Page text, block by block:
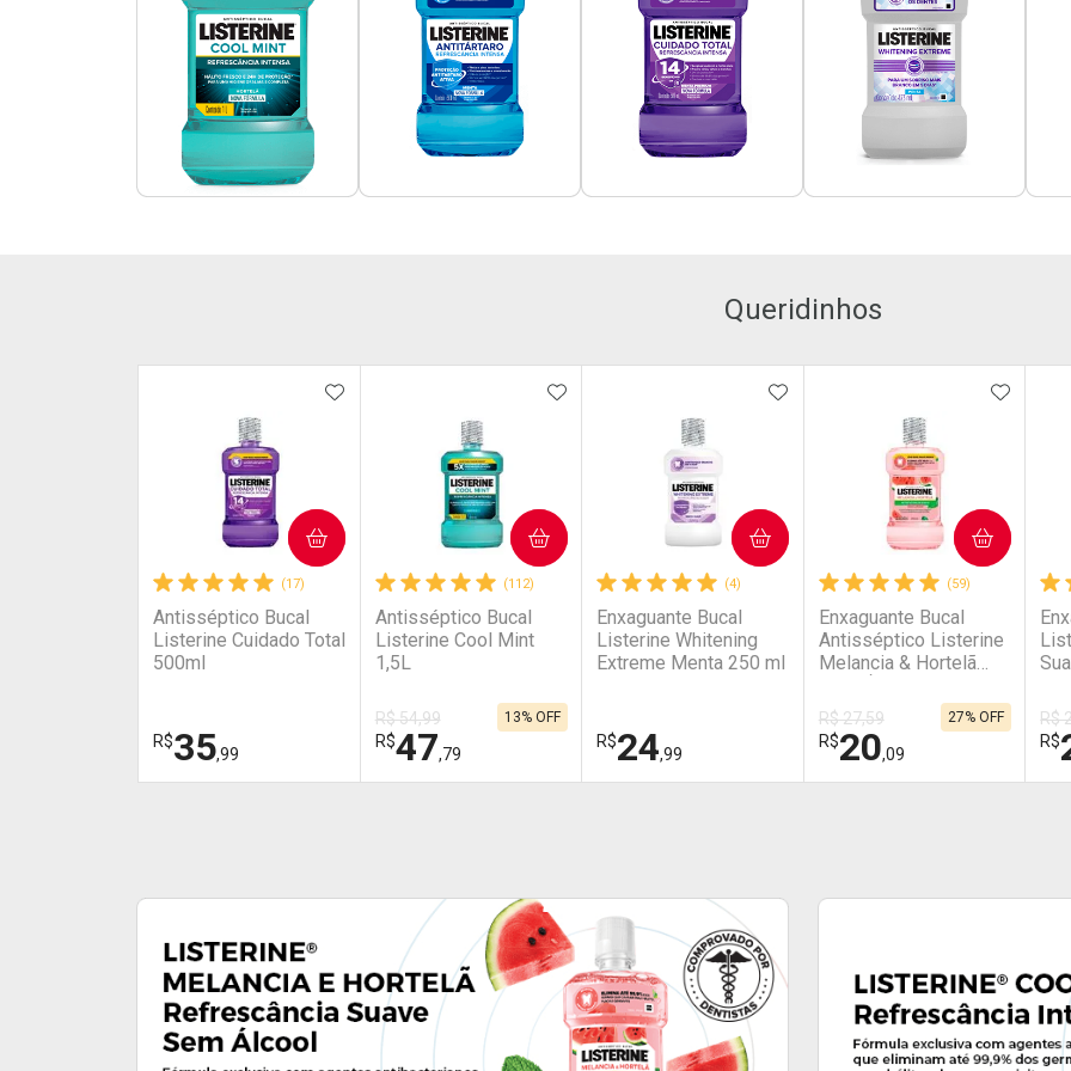
Queridinhos
(17)
Antisséptico Bucal
Listerine Cuidado Total
500ml
R$35,99
ADICIONAR AOS FAVORITOS
COMPRAR
(112)
Antisséptico Bucal
Listerine Cool Mint
1,5L
R$ 54,99
R$47,79
13% OFF
ADICIONAR AOS FAVORITOS
COMPRAR
(4)
Enxaguante Bucal
Listerine Whitening
Extreme Menta 250 ml
R$24,99
ADICIONAR AOS FAVORITOS
COMPRAR
(59)
Enxaguante Bucal
Antisséptico Listerine
Melancia & Hortelã
R$ 27,59
R$20,09
27% OFF
COMPRAR
R$
R$